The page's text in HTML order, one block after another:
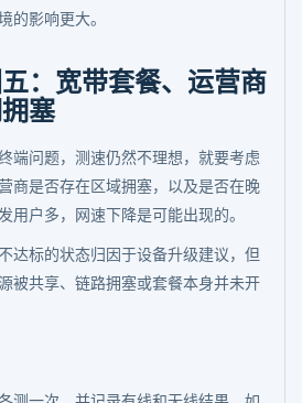
的影响更大。
：宽带套餐、运营商
塞
端问题，测速仍然不理想，就要考虑
商是否存在区域拥塞，以及是否在晚
用户多，网速下降是可能出现的。
达标的状态归因于设备升级建议，但
被共享、链路拥塞或套餐本身并未开